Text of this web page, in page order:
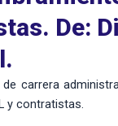
De:
carrera
y contratistas.